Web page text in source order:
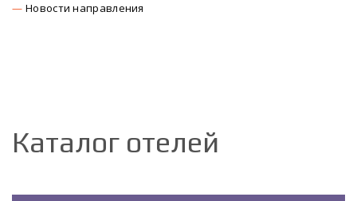
Новости направления
Каталог отелей